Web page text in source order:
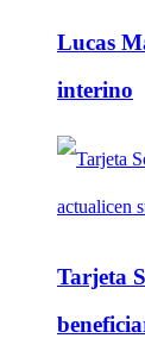
Lucas
interino
Tarjeta